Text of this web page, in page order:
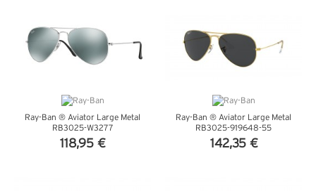
Ray-Ban ® Aviator Large Metal
RB3025-W3277
118,95 €
Ray-Ban ® Aviator Large Metal
RB3025-919648-55
142,35 €